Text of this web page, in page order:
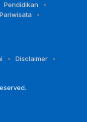
Pendidikan
Pariwisata
Disclaimer